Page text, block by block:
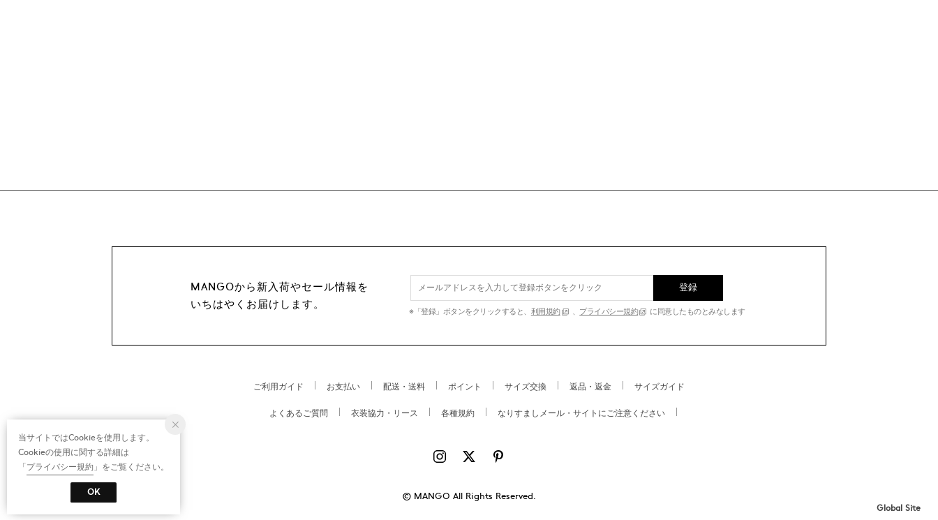
MANGOから新入荷やセール情報を
いちはやくお届けします。
登録
※「登録」ボタンをクリックすると、 利用規約 、 プライバシー規約 に同意したものとみなします
ご利用ガイド お支払い 配送・送料 ポイント サイズ交換 返品・返金 サイズガイド
よくあるご質問 衣装協力・リース 各種規約 なりすましメール・サイトにご注意ください
Global Site
© MANGO All Rights Reserved.
当サイトではCookieを使用します。
Cookieの使用に関する詳細は
「プライバシー規約 」をご覧ください。
OK